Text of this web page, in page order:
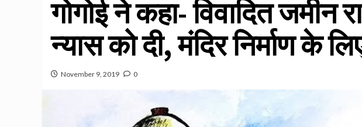
गोगोई ने कहा- विवादित जमीन
न्‍यास को दी, मंदिर निर्माण के
November 9, 2019 0